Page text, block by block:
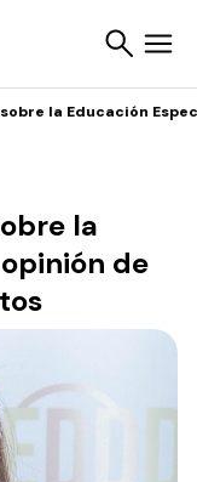
la Educación
la
de